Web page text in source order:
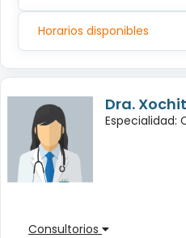
Horarios disponibles
Dra.
Especialidad:
Consultorios